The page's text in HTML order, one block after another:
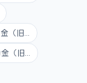
（旧...
（旧...